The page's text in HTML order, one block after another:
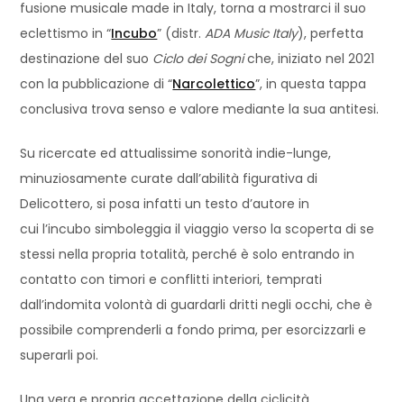
fusione musicale made in Italy, torna a mostrarci il suo
eclettismo in “Incubo” (distr.ADA Music Italy), perfetta
destinazione del suo Ciclo dei Sogniche, iniziato nel 2021
con la pubblicazione di “Narcolettico”, in questa tappa
conclusiva trova senso e valore mediante la sua antitesi.
Su ricercate ed attualissime sonorità indie-lunge,
minuziosamente curate dall’abilità figurativa di
Delicottero, si posa infatti un testo d’autore in
cui l’incubo simboleggia il viaggio verso la scoperta di se
stessi nella propria totalità, perché è solo entrando in
contatto con timori e conflitti interiori, temprati
dall’indomita volontà di guardarli dritti negli occhi, che è
possibile comprenderli a fondo prima, per esorcizzarli e
superarli poi.